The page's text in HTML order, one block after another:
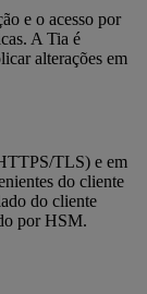
e o acesso por
A Tia é
alterações em
TLS) e em
do cliente
do cliente
por HSM.